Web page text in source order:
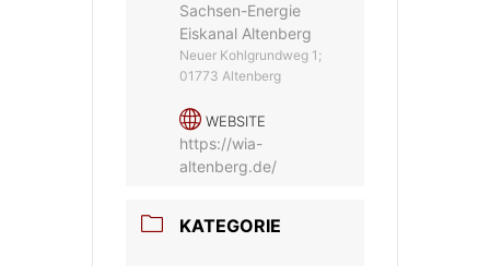
Sachsen-Energie
Eiskanal Altenberg
Neuer Kohlgrundweg 1;
01773 Altenberg
WEBSITE
https://wia-
altenberg.de/
KATEGORIE